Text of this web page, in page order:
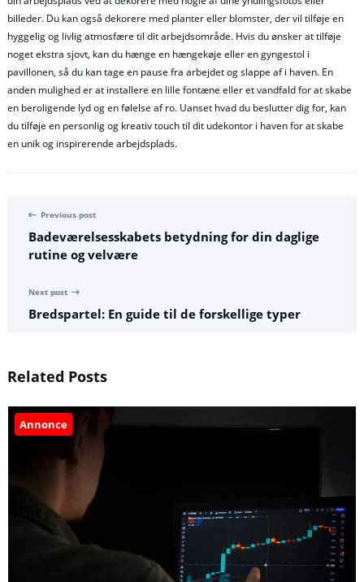
billeder. Du kan også dekorere med planter eller blomster, der vil tilføje en
hyggelig og livlig atmosfære til dit arbejdsområde. Hvis du ønsker at tilføje
noget ekstra sjovt, kan du hænge en hængekøje eller en gyngestol i
pavillonen, så du kan tage en pause fra arbejdet og slappe af i haven. En
anden mulighed er at installere en lille fontæne eller et vandfald for at skabe
en beroligende lyd og en følelse af ro. Uanset hvad du beslutter dig for, kan
du tilføje en personlig og kreativ touch til dit udekontor i haven for at skabe
en unik og inspirerende arbejdsplads.
Previous post
Badeværelsesskabets betydning for din daglige
rutine og velvære
Next post
Bredspartel: En guide til de forskellige typer
Related Posts
Annonce